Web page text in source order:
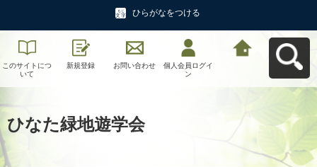
ひらがなをつける
このサイトにつ
いて
新規登録 お問い合わせ
個人会員ログイ
ン
ひなた緑地遊学会